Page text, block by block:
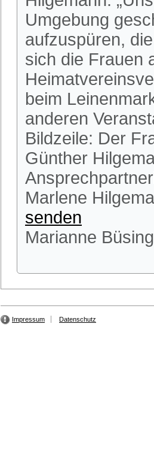
Umgebung
aufzuspüren,
sich die Frauen
beim
anderen
Bildzeile: Der
Günther
Marlene
senden
Marianne
Impressum Datenschutz